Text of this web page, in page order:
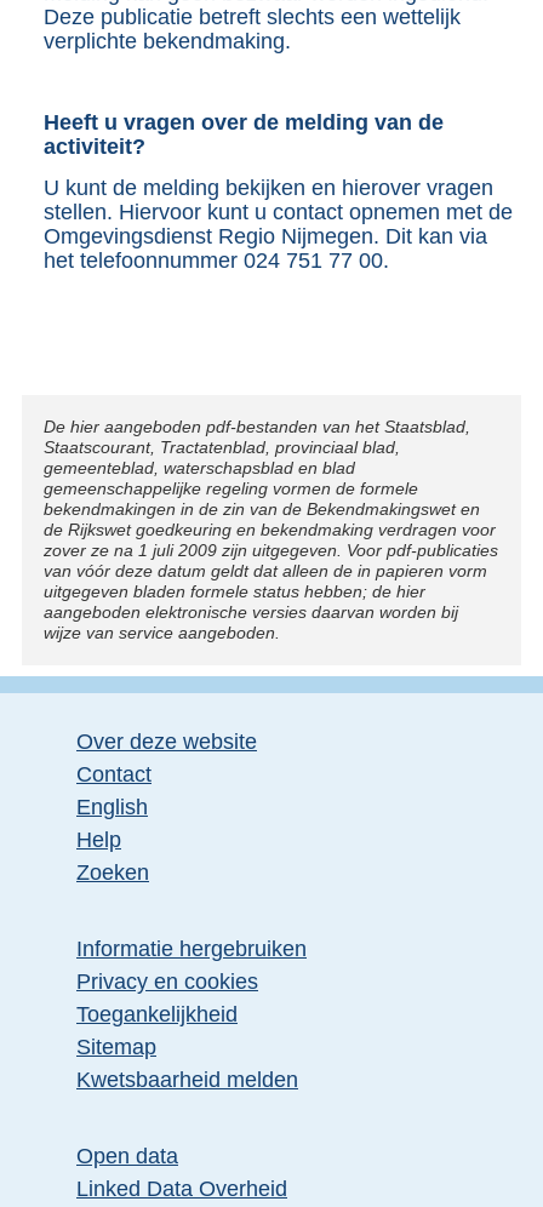
Deze publicatie betreft slechts een wettelijk
verplichte bekendmaking.
Heeft u vragen over de melding van de
activiteit?
U kunt de melding bekijken en hierover vragen
stellen. Hiervoor kunt u contact opnemen met de
Omgevingsdienst Regio Nijmegen. Dit kan via
het telefoonnummer 024 751 77 00.
Disclaimer
De hier aangeboden pdf-bestanden van het Staatsblad,
Staatscourant, Tractatenblad, provinciaal blad,
gemeenteblad, waterschapsblad en blad
gemeenschappelijke regeling vormen de formele
bekendmakingen in de zin van de Bekendmakingswet en
de Rijkswet goedkeuring en bekendmaking verdragen voor
zover ze na 1 juli 2009 zijn uitgegeven. Voor pdf-publicaties
van vóór deze datum geldt dat alleen de in papieren vorm
uitgegeven bladen formele status hebben; de hier
aangeboden elektronische versies daarvan worden bij
wijze van service aangeboden.
Over deze website
Contact
English
Help
Zoeken
Informatie hergebruiken
Privacy en cookies
Toegankelijkheid
Sitemap
Kwetsbaarheid melden
Open data
Linked Data Overheid